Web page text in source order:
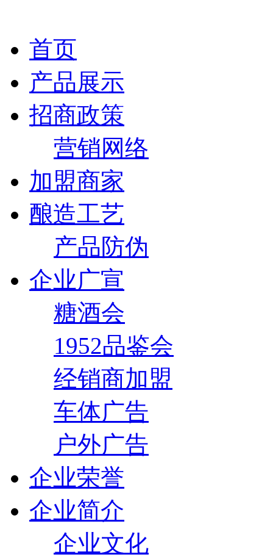
首页
产品展示
招商政策
营销网络
加盟商家
酿造工艺
产品防伪
企业广宣
糖酒会
1952品鉴会
经销商加盟
车体广告
户外广告
企业荣誉
企业简介
企业文化